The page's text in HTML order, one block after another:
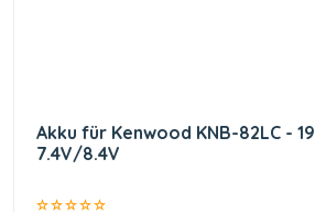
Akku für Kenwood KNB-82LC -
7.4V/8.4V